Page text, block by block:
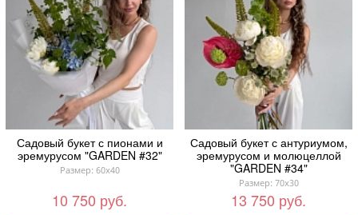
Садовый букет с пионами и
эремурусом "GARDEN #32"
Размер: 60x40
10 750 руб.
Садовый букет с антуриумом,
эремурусом и молюцеллой
"GARDEN #34"
Размер: 70x30
13 750 руб.